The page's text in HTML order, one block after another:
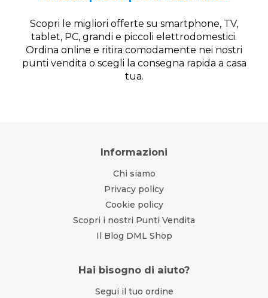
Scopri le migliori offerte su smartphone, TV,
tablet, PC, grandi e piccoli elettrodomestici.
Ordina online e ritira comodamente nei nostri
punti vendita o scegli la consegna rapida a casa
tua.
Informazioni
Chi siamo
Privacy policy
Cookie policy
Scopri i nostri Punti Vendita
Il Blog DML Shop
Hai bisogno di aiuto?
Segui il tuo ordine